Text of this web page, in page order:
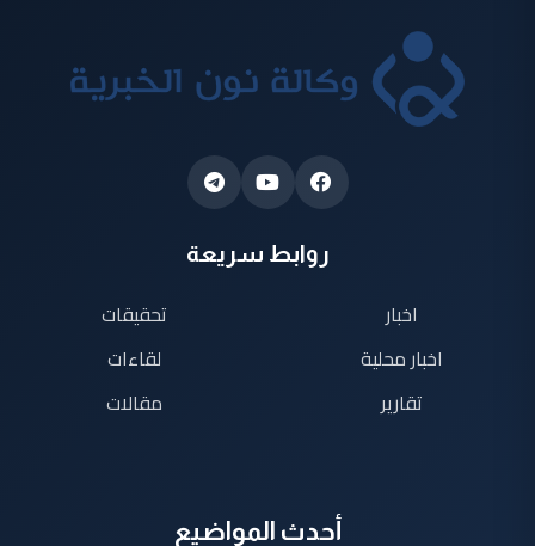
روابط سريعة
اخبار
اخبار محلية
تقارير
تحقيقات
لقاءات
مقالات
أحدث المواضيع